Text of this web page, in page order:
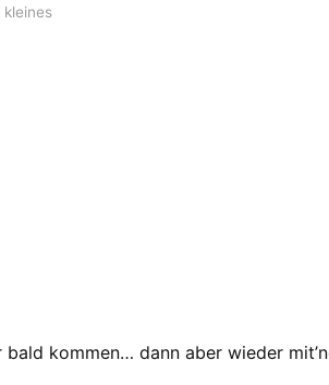
kleines
kommen… dann aber wieder